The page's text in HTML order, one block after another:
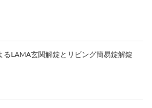
るLAMA玄関解錠とリビング簡易錠解錠